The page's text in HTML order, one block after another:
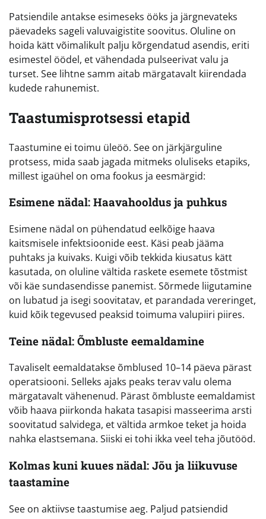
Patsiendile antakse esimeseks ööks ja järgnevateks
päevadeks sageli valuvaigistite soovitus. Oluline on
hoida kätt võimalikult palju kõrgendatud asendis, eriti
esimestel öödel, et vähendada pulseerivat valu ja
turset. See lihtne samm aitab märgatavalt kiirendada
kudede rahunemist.
Taastumisprotsessi etapid
Taastumine ei toimu üleöö. See on järkjärguline
protsess, mida saab jagada mitmeks oluliseks etapiks,
millest igaühel on oma fookus ja eesmärgid:
Esimene nädal: Haavahooldus ja puhkus
Esimene nädal on pühendatud eelkõige haava
kaitsmisele infektsioonide eest. Käsi peab jääma
puhtaks ja kuivaks. Kuigi võib tekkida kiusatus kätt
kasutada, on oluline vältida raskete esemete tõstmist
või käe sundasendisse panemist. Sõrmede liigutamine
on lubatud ja isegi soovitatav, et parandada vereringet,
kuid kõik tegevused peaksid toimuma valupiiri piires.
Teine nädal: Õmbluste eemaldamine
Tavaliselt eemaldatakse õmblused 10–14 päeva pärast
operatsiooni. Selleks ajaks peaks terav valu olema
märgatavalt vähenenud. Pärast õmbluste eemaldamist
võib haava piirkonda hakata tasapisi masseerima arsti
soovitatud salvidega, et vältida armkoe teket ja hoida
nahka elastsemana. Siiski ei tohi ikka veel teha jõutööd.
Kolmas kuni kuues nädal: Jõu ja liikuvuse
taastamine
See on aktiivse taastumise aeg. Paljud patsiendid